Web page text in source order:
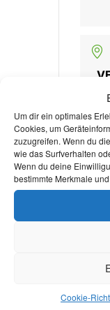
Um dir ein optimales
Cookies, um
zuzugreifen. Wenn du
wie das Surfverhalten
Wenn du deine
bestimmte Merkmale
Cookie-